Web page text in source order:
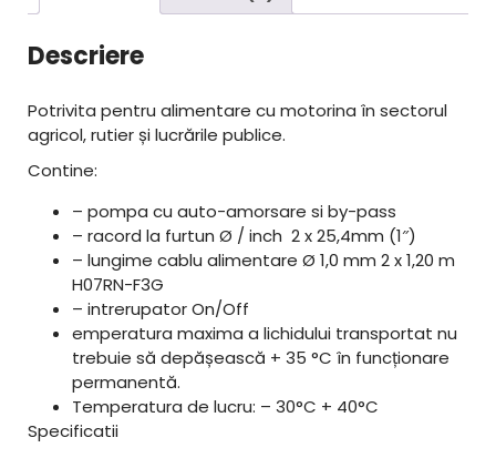
f
s
t
0
0
,
0
l
e
i
.
e
:
6
,
0
e
i
.
Descriere
Potrivita pentru alimentare cu motorina în sectorul
agricol, rutier și lucrările publice.
Contine:
– pompa cu auto-amorsare si by-pass
– racord la furtun Ø / inch 2 x 25,4mm (1″)
– lungime cablu alimentare Ø 1,0 mm 2 x 1,20 m
H07RN-F3G
– intrerupator On/Off
emperatura maxima a lichidului transportat nu
trebuie să depășească + 35 °C în funcționare
permanentă.
Temperatura de lucru: – 30°C + 40°C
Specificatii